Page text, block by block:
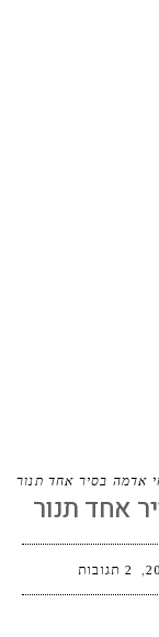
אדמה בסיר אחד תנור
אחד תנור
2 תגובות